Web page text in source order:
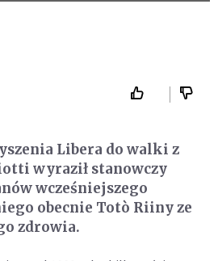
Libera do walki z
wyraził stanowczy
wcześniejszego
obecnie Totò Riiny ze
zdrowia.